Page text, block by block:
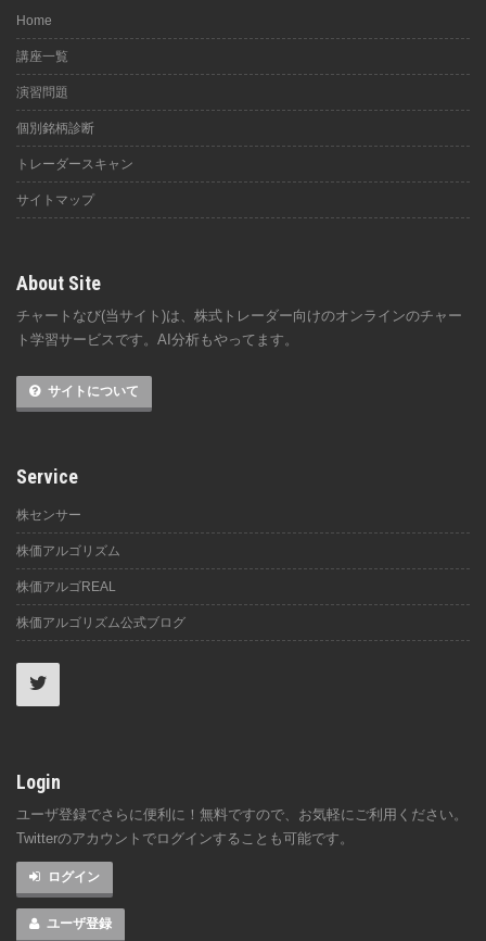
Home
講座一覧
演習問題
個別銘柄診断
トレーダースキャン
サイトマップ
About Site
チャートなび(当サイト)は、株式トレーダー向けのオンラインのチャー
ト学習サービスです。AI分析もやってます。
サイトについて
Service
株センサー
株価アルゴリズム
株価アルゴREAL
株価アルゴリズム公式ブログ
Login
ユーザ登録でさらに便利に！無料ですので、お気軽にご利用ください。
Twitterのアカウントでログインすることも可能です。
ログイン
ユーザ登録